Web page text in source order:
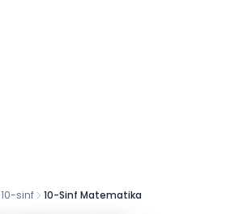
10-sinf 10-Sinf Matematika